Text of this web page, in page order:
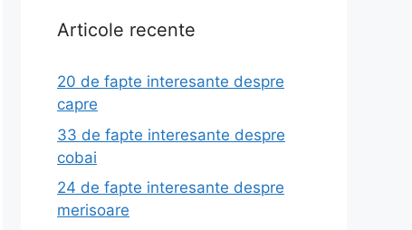
Articole recente
20 de fapte interesante despre
capre
33 de fapte interesante despre
cobai
24 de fapte interesante despre
merisoare